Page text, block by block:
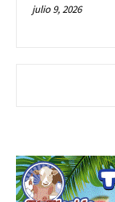
julio 9, 2026